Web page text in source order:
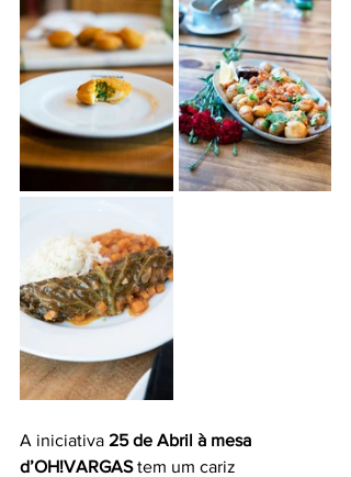
A iniciativa 25 de Abril à mesa
d’OH!VARGAS tem um cariz